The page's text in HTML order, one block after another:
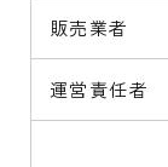
販売業者
運営責任者